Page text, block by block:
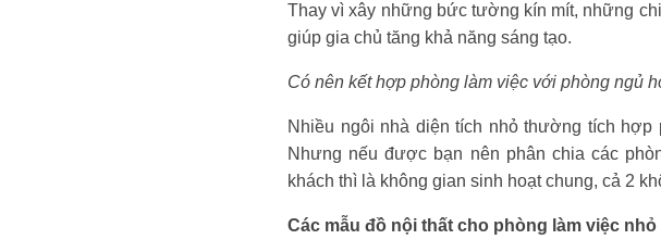
Thay vì xây những bức tường kín mít, những
giúp gia chủ tăng khả năng sáng tạo.
Có nên kết hợp phòng làm việc với phòng ngủ
Nhiều ngôi nhà diện tích nhỏ thường tích hợp
Nhưng nếu được bạn nên phân chia các
khách thì là không gian sinh hoạt chung, cả 2
Các mẫu đồ nội thất cho phòng làm việc nhỏ